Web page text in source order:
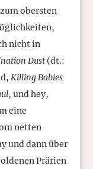
obersten
nicht in
Dust(dt.:
Killing Babies
, und hey,
eine
netten
und dann über
Prärien